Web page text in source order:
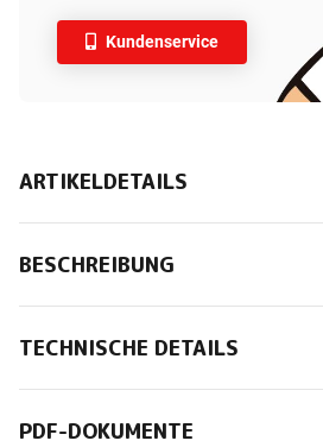
Kundenservice
ARTIKELDETAILS
BESCHREIBUNG
TECHNISCHE DETAILS
PDF-DOKUMENTE